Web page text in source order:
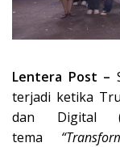
Lentera Post –
terjadi ketika
dan Digital
tema